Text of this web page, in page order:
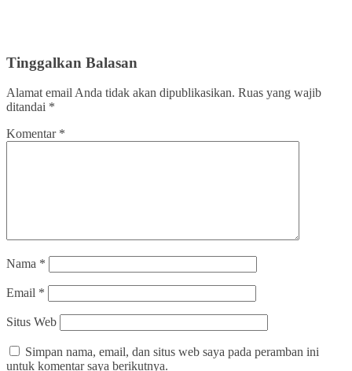
Tinggalkan Balasan
Alamat email Anda tidak akan dipublikasikan. Ruas yang wajib
ditandai *
Komentar *
Nama *
Email *
Situs Web
Simpan nama, email, dan situs web saya pada peramban ini
untuk komentar saya berikutnya.